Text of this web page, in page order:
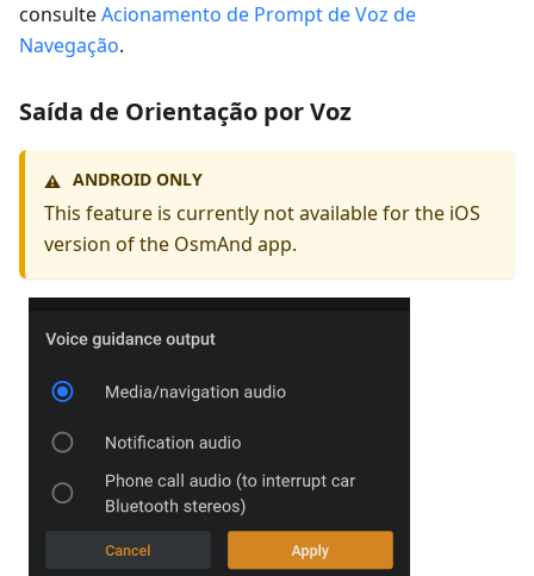
consulteAcionamento de Prompt de Voz de
Navegação.
Saída de Orientação por Voz
⚠️ ANDROID ONLY
This feature is currently not available for the iOS
version of the OsmAnd app.